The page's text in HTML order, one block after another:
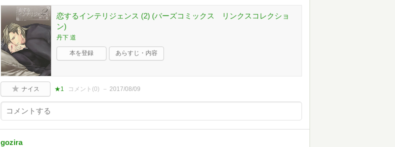
恋するインテリジェンス (2) (バーズコミックス リンクスコレクショ
ン)
丹下 道
本を登録 あらすじ・内容
ナイス ★1 コメント(0) 2017/08/09
gozira